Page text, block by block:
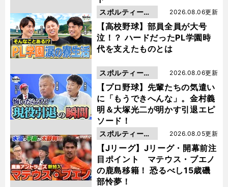
【高校野球】部員全員が大号
泣！？ ハードだったPL学園時
代を支えたものとは
2026.08.06更新
スポルティーバ
動画
【プロ野球】先輩たちの気遣い
に「もうできへんな」。金村義
明＆大塚光二が明かす引退エピ
ソード！
2026.08.06更新
スポルティーバ
動画
【Jリーグ】Jリーグ・開幕前注
目ポイント マテウス・ブエノ
の鹿島移籍！ 恐るべし15歳磯
部怜夢！
2026.08.05更新
スポルティーバ
動画